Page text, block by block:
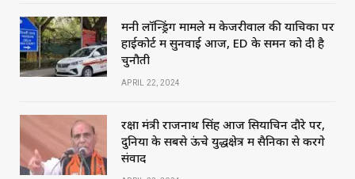
मनी लॉन्ड्रिंग मामले में केजरीवाल की याचिका पर
हाईकोर्ट में सुनवाई आज, ED के समन को दी है
चुनौती
APRIL 22, 2024
रक्षा मंत्री राजनाथ सिंह आज सियाचिन दौरे पर,
दुनिया के सबसे ऊंचे युद्धक्षेत्र में सैनिकों से करेंगे
संवाद